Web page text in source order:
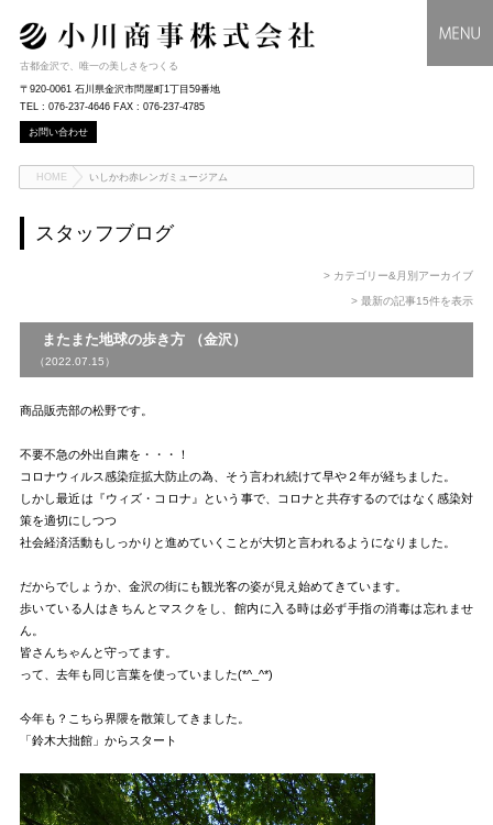
古都金沢で、唯一の美しさをつくる
〒920-0061 石川県金沢市問屋町1丁目59番地
TEL : 076-237-4646 FAX : 076-237-4785
お問い合わせ
HOME いしかわ赤レンガミュージアム
スタッフブログ
> カテゴリー&月別アーカイブ
> 最新の記事15件を表示
またまた地球の歩き方 （金沢）
（2022.07.15）
商品販売部の松野です。
不要不急の外出自粛を・・・！
コロナウィルス感染症拡大防止の為、そう言われ続けて早や２年が経ちました。
しかし最近は『ウィズ・コロナ』という事で、コロナと共存するのではなく感染対
策を適切にしつつ
社会経済活動もしっかりと進めていくことが大切と言われるようになりました。
だからでしょうか、金沢の街にも観光客の姿が見え始めてきています。
歩いている人はきちんとマスクをし、館内に入る時は必ず手指の消毒は忘れませ
ん。
皆さんちゃんと守ってます。
って、去年も同じ言葉を使っていました(*^_^*)
今年も？こちら界隈を散策してきました。
「鈴木大拙館」からスタート